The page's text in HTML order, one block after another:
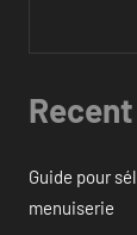
Guide pour
menuiserie